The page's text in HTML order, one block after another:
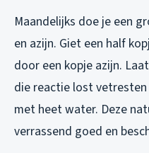
Maandelijks doe je een
en azijn. Giet een half
door een kopje azijn.
die reactie lost vetresten
met heet water. Deze
verrassend goed en